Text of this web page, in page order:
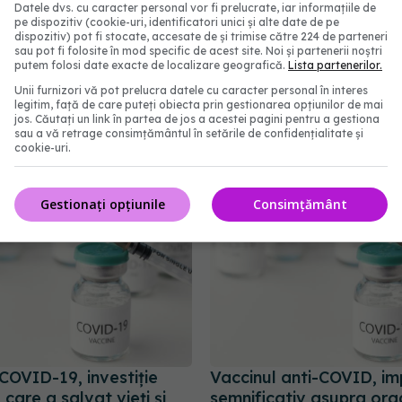
ambelor doze de
braţ
un răspuns imunitar
- studiu
Vaccin universal
cancerului. Activează
imunitar
18 iul 2025, 13:28
19, investiție
Vaccinul anti-COVID,
Datele dvs. cu caracter personal vor fi prelucrate, iar informațiile de
pe dispozitiv (cookie-uri, identificatori unici și alte date de pe
dispozitiv) pot fi stocate, accesate de și trimise către 224 de parteneri
sau pot fi folosite în mod specific de acest site. Noi și partenerii noștri
putem folosi date exacte de localizare geografică. Lista partenerilor.
Unii furnizori vă pot prelucra datele cu caracter personal în interes
legitim, față de care puteți obiecta prin gestionarea opțiunilor de mai
jos. Căutați un link în partea de jos a acestei pagini pentru a gestiona
sau a vă retrage consimțământul în setările de confidențialitate și
cookie-uri.
Consimțământ
Gestionați opțiunile